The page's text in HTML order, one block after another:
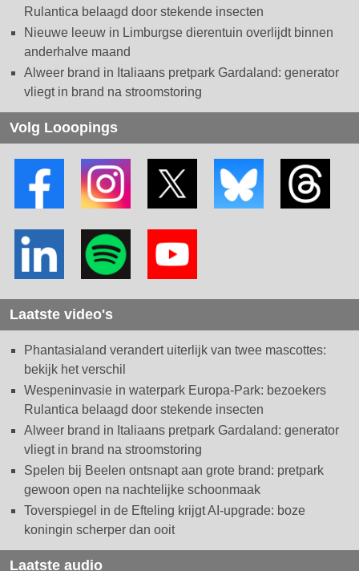
Rulantica belaagd door stekende insecten
Nieuwe leeuw in Limburgse dierentuin overlijdt binnen
anderhalve maand
Alweer brand in Italiaans pretpark Gardaland: generator
vliegt in brand na stroomstoring
Volg Looopings
Laatste video's
Phantasialand verandert uiterlijk van twee mascottes:
bekijk het verschil
Wespeninvasie in waterpark Europa-Park: bezoekers
Rulantica belaagd door stekende insecten
Alweer brand in Italiaans pretpark Gardaland: generator
vliegt in brand na stroomstoring
Spelen bij Beelen ontsnapt aan grote brand: pretpark
gewoon open na nachtelijke schoonmaak
Toverspiegel in de Efteling krijgt AI-upgrade: boze
koningin scherper dan ooit
Laatste audio